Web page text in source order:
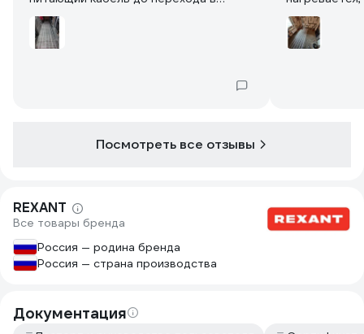
греющий. Так же и гофра под
терморегулятор в комплекте,
достаточно прочная.
Посмотреть все отзывы
REXANT
Все товары бренда
Россия — родина бренда
Россия — страна производства
Документация